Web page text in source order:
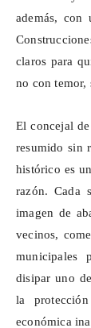
además,
claros para
no con
El concejal
resumido sin
histórico es
razón. Cada
imagen de
vecinos,
municipales
disipar uno
la
económica